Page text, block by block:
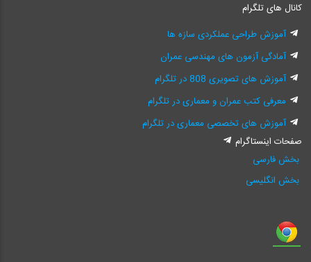
کانال های تلگرام
آموزش طراحی عملکردی سازه ها
آمادگی آزمون های مهندسی عمران
آموزش های تصویری 808 در تلگرام
معرفی کتب عمران و معماری در تلگرام
آموزش های تخصصی معماری در تلگرام
صفحات اینستاگرام
بخش فارسی
بخش انگلیسی